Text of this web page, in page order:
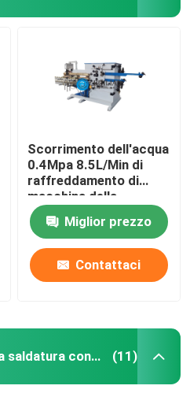
Scorrimento dell'acqua
0.4Mpa 8.5L/Min di
raffreddamento di
macchina della
saldatura longitudinale
Miglior prezzo
Contattaci
Macchina laterale della saldatura continua (11)